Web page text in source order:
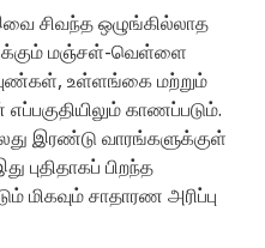
சிவந்த ஒழுங்கில்லாத
மஞ்சள்-வெள்ளை
உள்ளங்கை மற்றும்
காணப்படும்.
இரண்டு வாரங்களுக்குள்
புதிதாகப் பிறந்த
மிகவும் சாதாரண அரிப்பு